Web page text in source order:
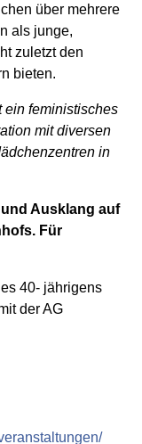
über mehrere
als junge,
zuletzt den
bieten.
ein feministisches
mit diversen
in
Ausklang auf
Für
40- jährigens
der AG